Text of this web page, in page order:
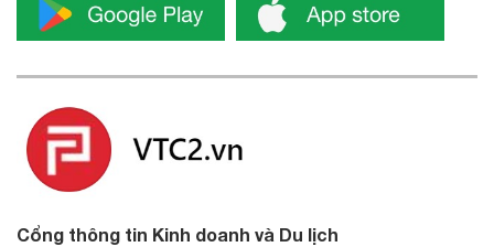
Cổng thông tin Kinh doanh và Du lịch